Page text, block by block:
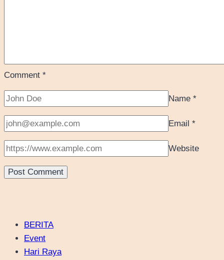
Comment *
Name *
Email *
Website
BERITA
Event
Hari Raya